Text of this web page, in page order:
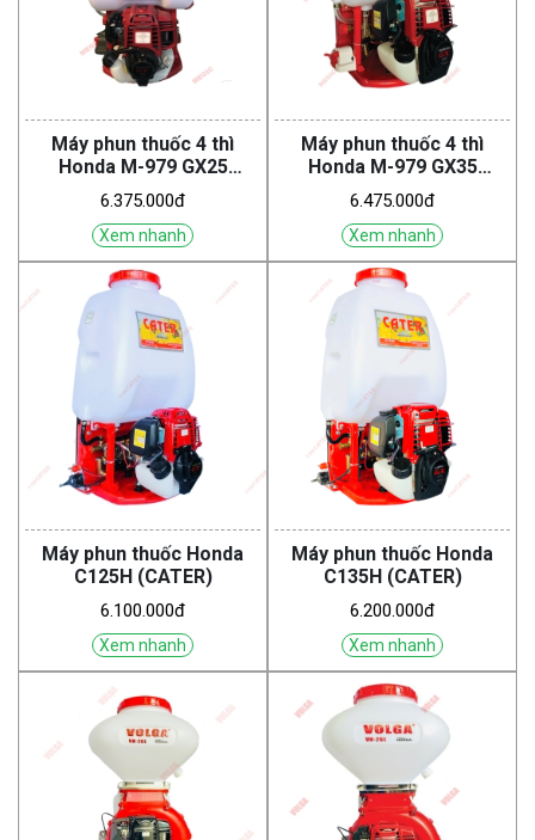
Máy phun thuốc 4 thì
Honda M-979 GX25
(Megic)
6.375.000đ
Xem nhanh
Máy phun thuốc 4 thì
Honda M-979 GX35
(Megic)
6.475.000đ
Xem nhanh
Máy phun thuốc Honda
C125H (CATER)
6.100.000đ
Xem nhanh
Máy phun thuốc Honda
C135H (CATER)
6.200.000đ
Xem nhanh